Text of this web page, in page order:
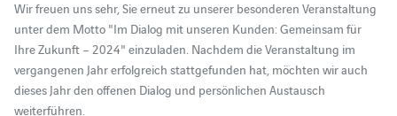
Wir freuen uns sehr, Sie erneut zu unserer besonderen Veranstaltung
unter dem Motto "Im Dialog mit unseren Kunden: Gemeinsam für
Ihre Zukunft – 2024" einzuladen. Nachdem die Veranstaltung im
vergangenen Jahr erfolgreich stattgefunden hat, möchten wir auch
dieses Jahr den offenen Dialog und persönlichen Austausch
weiterführen.